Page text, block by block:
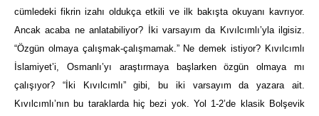
cümledeki fikrin izahı oldukça etkili ve ilk bakışta okuyanı kavrıyor.
Ancak acaba ne anlatabiliyor? İki varsayım da Kıvılcımlı’yla ilgisiz.
“Özgün olmaya çalışmak-çalışmamak.” Ne demek istiyor? Kıvılcımlı
İslamiyet’i, Osmanlı’yı araştırmaya başlarken özgün olmaya mı
çalışıyor? “İki Kıvılcımlı” gibi, bu iki varsayım da yazara ait.
Kıvılcımlı’nın bu taraklarda hiç bezi yok. Yol 1-2’de klasik Bolşevik